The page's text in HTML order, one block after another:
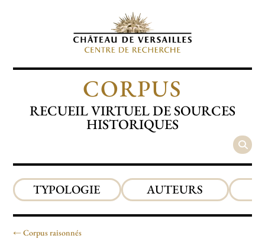
CORPUS
RECUEIL VIRTUEL DE SOURCES
HISTORIQUES
TYPOLOGIE AUTEURS
Corpus raisonnés